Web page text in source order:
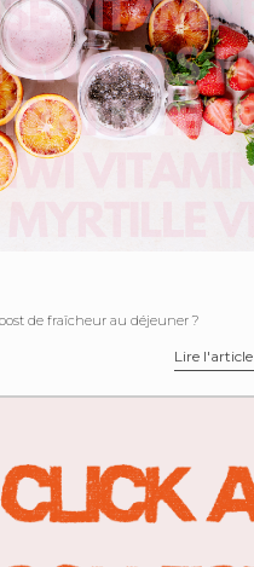
de fraîcheur au déjeuner ?
Lire l'article